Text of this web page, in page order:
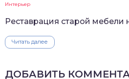
Интерьер
Реставрация старой мебели
Читать далее
ДОБАВИТЬ